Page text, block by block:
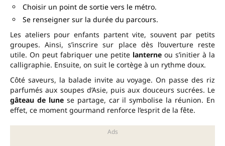
Choisir un point de sortie vers le métro.
Se renseigner sur la durée du parcours.
Les ateliers pour enfants partent vite, souvent par petits
groupes. Ainsi, s’inscrire sur place dès l’ouverture reste
utile. On peut fabriquer une petite lanterne ou s’initier à la
calligraphie. Ensuite, on suit le cortège à un rythme doux.
Côté saveurs, la balade invite au voyage. On passe des riz
parfumés aux soupes d’Asie, puis aux douceurs sucrées. Le
gâteau de lunese partage, car il symbolise la réunion. En
effet, ce moment gourmand renforce l’esprit de la fête.